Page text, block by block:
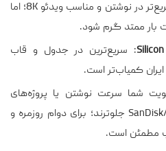
: سریع‌تر در نوشتن و مناسب ویدئو 8K؛ اما
بار ممتد گرم شود.
: سریع‌ترین در جدول و قاب
کمیاب‌تر است.
شما سرعت نوشتن یا پروژه‌های
ویدئویی است SanDisk/ Silicon Power جلوترند؛ برای دوام روزمره و
مطمئن است.